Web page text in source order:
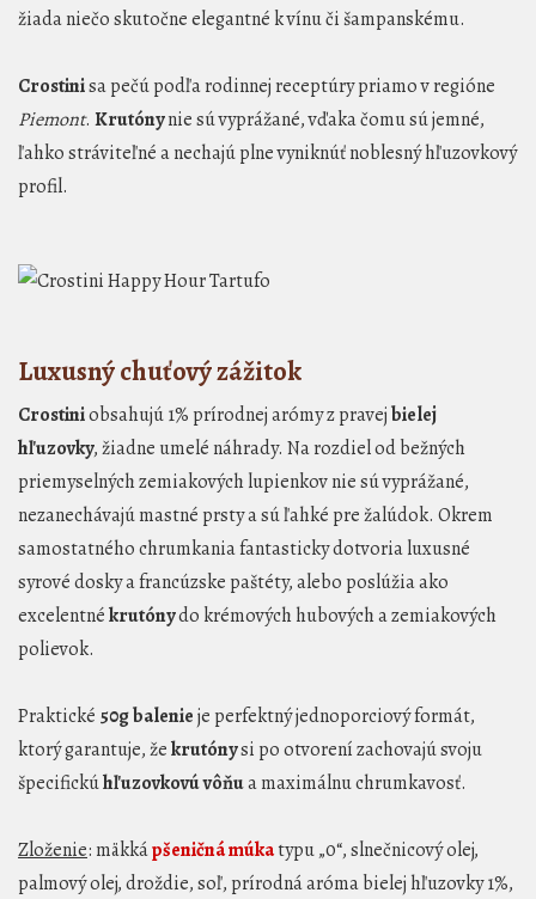
žiada niečo skutočne elegantné k vínu či šampanskému.
Crostinisa pečú podľa rodinnej receptúry priamo v regióne
Piemont. Krutónynie sú vyprážané, vďaka čomu sú jemné,
ľahko stráviteľné a nechajú plne vyniknúť noblesný hľuzovkový
profil.
Luxusný chuťový zážitok
Crostiniobsahujú 1% prírodnej arómy z pravejbielej
hľuzovky, žiadne umelé náhrady. Na rozdiel od bežných
priemyselných zemiakových lupienkov nie sú vyprážané,
nezanechávajú mastné prsty a sú ľahké pre žalúdok. Okrem
samostatného chrumkania fantasticky dotvoria luxusné
syrové dosky a francúzske paštéty, alebo poslúžia ako
excelentnékrutónydo krémových hubových a zemiakových
polievok.
Praktické 50g balenieje perfektný jednoporciový formát,
ktorý garantuje, žekrutónysi po otvorení zachovajú svoju
špecifickúhľuzovkovú vôňua maximálnu chrumkavosť.
Zloženie: mäkkápšeničná múkatypu „0“, slnečnicový olej,
palmový olej, droždie, soľ, prírodná aróma bielej hľuzovky 1%,